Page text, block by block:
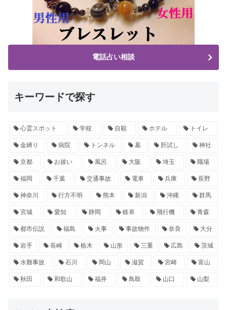
電話占い相談
キーワードで探す
心霊スポット 学校 自殺 ホテル トイレ
金縛り 病院 トンネル 墓 肝試し 神社
京都 お祓い 風呂 大阪 埼玉 職場
福岡 千葉 交通事故 電車 兵庫 長野
神奈川 行方不明 熊本 新潟 沖縄 群馬
宮城 愛知 静岡 岐阜 飛行機 青森
都市伝説 福島 火事 事故物件 奈良 大分
岩手 長崎 栃木 山形 三重 広島 茨城
水難事故 石川 岡山 滋賀 宮崎 富山
秋田 和歌山 福井 鳥取 山口 山梨